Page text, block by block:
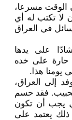
الوقت مسرعا،
لا تكتب له أي
في العراق
على يدها
حارة على خده
يومنا هذا.
إلى العراق،
فقد حسم
يجب أن تكون
ذلك يعتمد على